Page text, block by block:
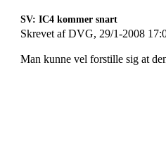
SV: IC4 kommer snart
Skrevet af DVG, 29/1-2008
Man kunne vel forstille sig at